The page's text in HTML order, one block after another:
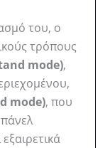
του, ο
τρόπους
mode),
mode), που
πάνελ